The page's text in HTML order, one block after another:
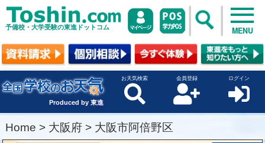
予備校・大学受験の東進ドットコム MENU
Produced by 東進
お天気検索 会員登録 ログイン
Home > 大阪府 > 大阪市阿倍野区